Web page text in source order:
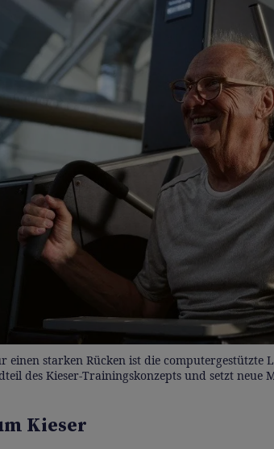
einen starken Rücken ist die computergestützte
des Kieser-Trainingskonzepts und setzt neue
Kieser